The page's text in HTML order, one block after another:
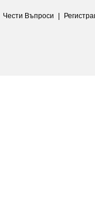
Чести Въпроси |